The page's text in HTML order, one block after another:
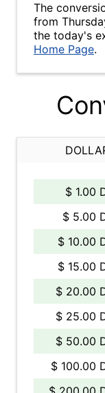
The
from
the today's
Home Page.
$ 1.00
$ 5.00
$ 10.00
$ 15.00
$ 20.00
$ 25.00
$ 50.00
$ 100.00